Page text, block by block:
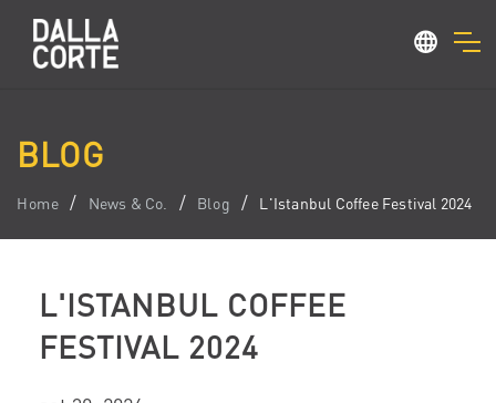
BLOG
Home News & Co. Blog L'Istanbul Coffee Festival 2024
L'ISTANBUL COFFEE
FESTIVAL 2024